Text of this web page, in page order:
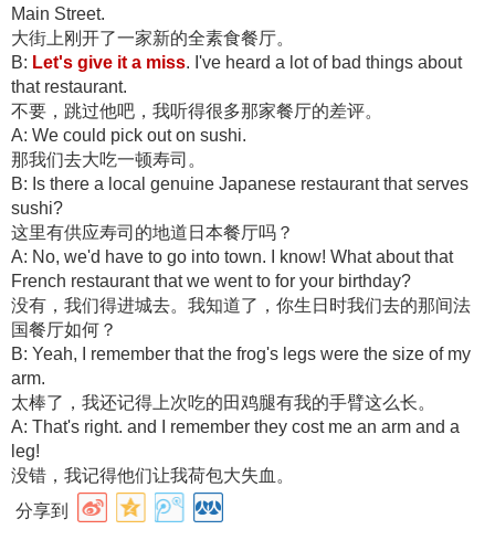
Main Street.
大街上刚开了一家新的全素食餐厅。
B: Let's give it a miss. I've heard a lot of bad things about
that restaurant.
不要，跳过他吧，我听得很多那家餐厅的差评。
A: We could pick out on sushi.
那我们去大吃一顿寿司。
B: Is there a local genuine Japanese restaurant that serves
sushi?
这里有供应寿司的地道日本餐厅吗？
A: No, we'd have to go into town. I know! What about that
French restaurant that we went to for your birthday?
没有，我们得进城去。我知道了，你生日时我们去的那间法
国餐厅如何？
B: Yeah, I remember that the frog's legs were the size of my
arm.
太棒了，我还记得上次吃的田鸡腿有我的手臂这么长。
A: That's right. and I remember they cost me an arm and a
leg!
没错，我记得他们让我荷包大失血。
分享到